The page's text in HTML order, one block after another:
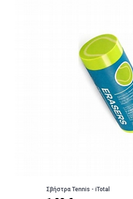
Σβήστρα Tennis - iTotal